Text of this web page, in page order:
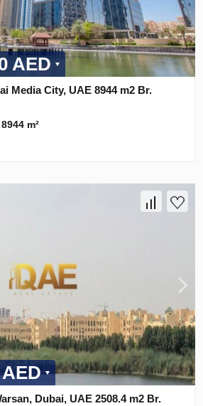
AED
Media City, UAE 8944 m2 Br.
8944 m²
Dubai, UAE 2508.4 m2 Br.